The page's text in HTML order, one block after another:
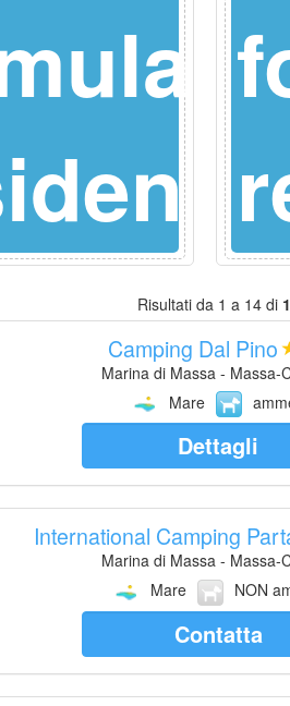
Risultati da 1 a 14 di
Camping Dal Pino
Marina di Massa - Massa-
Mare
Dettagli
International Camping
Marina di Massa - Massa-
Mare
NON
Contatta